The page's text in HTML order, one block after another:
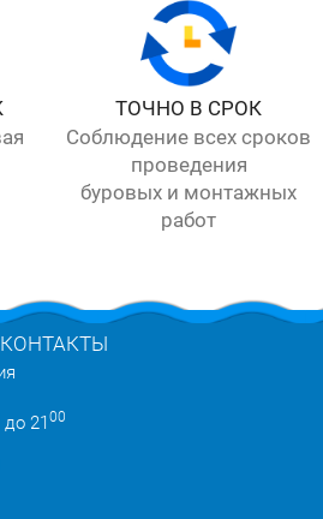
ТОЧНО В СРОК
Соблюдение всех сроков
проведения
буровых и монтажных
работ
КОНТАКТЫ
до 21 00